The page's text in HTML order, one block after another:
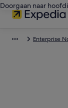
Doorgaan naar
Enterprise